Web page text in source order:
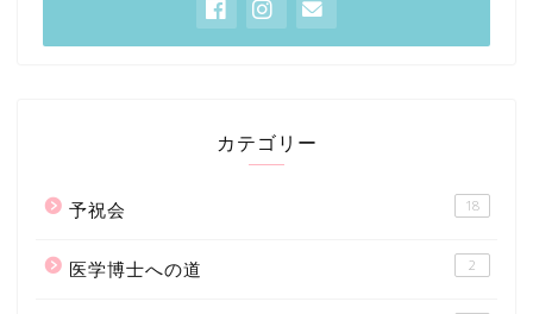
カテゴリー
予祝会 18
医学博士への道 2